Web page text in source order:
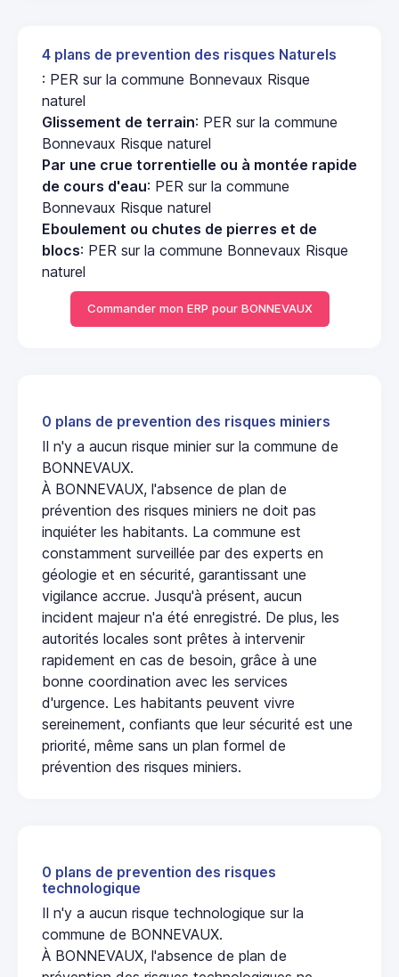
4 plans de prevention des risques Naturels
: PER sur la commune Bonnevaux Risque
naturel
Glissement de terrain: PER sur la commune
Bonnevaux Risque naturel
Par une crue torrentielle ou à montée rapide
de cours d'eau: PER sur la commune
Bonnevaux Risque naturel
Eboulement ou chutes de pierres et de
blocs: PER sur la commune Bonnevaux Risque
naturel
Commander mon ERP pour BONNEVAUX
0 plans de prevention des risques miniers
Il n'y a aucun risque minier sur la commune de
BONNEVAUX.
À BONNEVAUX, l'absence de plan de
prévention des risques miniers ne doit pas
inquiéter les habitants. La commune est
constamment surveillée par des experts en
géologie et en sécurité, garantissant une
vigilance accrue. Jusqu'à présent, aucun
incident majeur n'a été enregistré. De plus, les
autorités locales sont prêtes à intervenir
rapidement en cas de besoin, grâce à une
bonne coordination avec les services
d'urgence. Les habitants peuvent vivre
sereinement, confiants que leur sécurité est une
priorité, même sans un plan formel de
prévention des risques miniers.
0 plans de prevention des risques
technologique
Il n'y a aucun risque technologique sur la
commune de BONNEVAUX.
À BONNEVAUX, l'absence de plan de